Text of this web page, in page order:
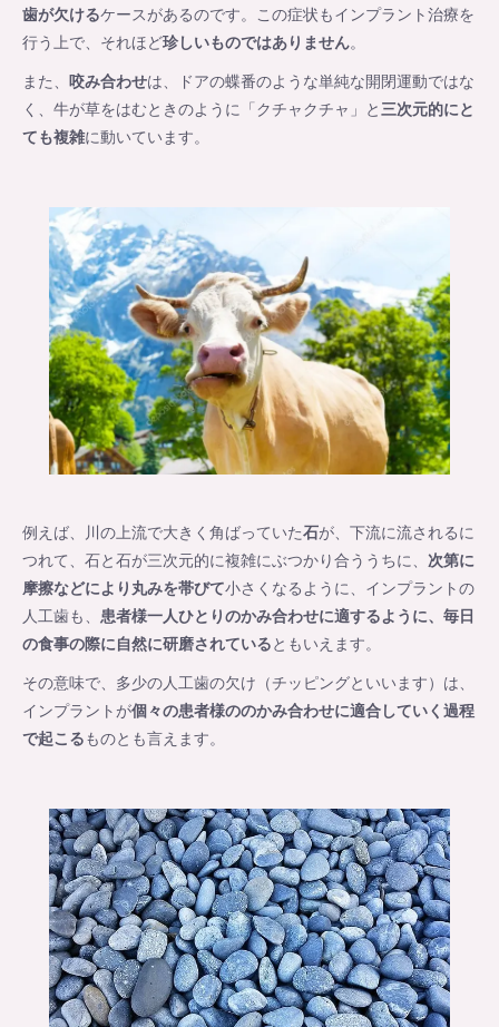
歯が欠けるケースがあるのです。この症状もインプラント治療を
行う上で、それほど珍しいものではありません。
また、 咬み合わせは、ドアの蝶番のような単純な開閉運動ではな
く、牛が草をはむときのように「クチャクチャ」と三次元的にと
ても複雑に動いています。
例えば、川の上流で大きく角ばっていた石が、下流に流されるに
つれて、石と石が三次元的に複雑にぶつかり合ううちに、 次第に
摩擦などにより丸みを帯びて小さくなるように、インプラントの
人工歯も、 患者様一人ひとりのかみ合わせに適するように、毎日
の食事の際に自然に研磨されているともいえます。
その意味で、多少の人工歯の欠け（チッピングといいます）は、
インプラントが個々の患者様ののかみ合わせに適合していく過程
で起こるものとも言えます。